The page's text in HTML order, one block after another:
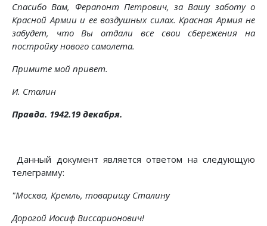
Спасибо Вам, Ферапонт Петрович, за Вашу заботу о
Красной Армии и ее воздушных силах. Красная Армия не
забудет, что Вы отдали все свои сбережения на
постройку нового самолета.
Примите мой привет.
И. Сталин
Правда. 1942.19 декабря.
Данный документ является ответом на следующую
телеграмму:
"Москва, Кремль, товарищу Сталину
Дорогой Иосиф Виссарионович!